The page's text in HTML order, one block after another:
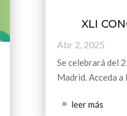
XLI
Abr 2, 2025
Se celebrará del
Madrid. Acceda a
leer más